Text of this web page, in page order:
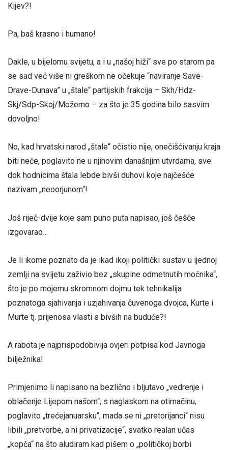
Kijev?!
Pa, baš krasno i humano!
Dakle, u bijelomu svijetu, a i u „našoj hiži“ sve po starom pa
se sad već više ni greškom ne očekuje “naviranje Save-
Drave-Dunava” u „štale“ partijskih frakcija – Skh/Hdz-
Skj/Sdp-Skoj/Možemo – za što je 35 godina bilo sasvim
dovoljno!
No, kad hrvatski narod „štale“ očistio nije, onečišćivanju kraja
biti neće, poglavito ne u njihovim današnjim utvrdama, sve
dok hodnicima štala lebde bivši duhovi koje najčešće
nazivam „neoorjunom“!
Još riječ-dvije koje sam puno puta napisao, još češće
izgovarao…
Je li ikome poznato da je ikad ikoji politički sustav u ijednoj
zemlji na svijetu zaživio bez „skupine odmetnutih moćnika“,
što je po mojemu skromnom dojmu tek tehnikalija
poznatoga sjahivanja i uzjahivanja čuvenoga dvojca, Kurte i
Murte tj. prijenosa vlasti s bivših na buduće?!
A rabota je najprispodobivija ovjeri potpisa kod Javnoga
bilježnika!
Primjenimo li napisano na bezlično i bljutavo „vedrenje i
oblačenje Lijepom našom“, s naglaskom na otimačinu,
poglavito „trećejanuarsku“, mada se ni „pretorijanci“ nisu
libili „pretvorbe, a ni privatizacije“, svatko realan učas
„kopča“ na što aludiram kad pišem o „političkoj borbi